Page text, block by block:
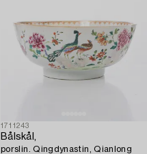
1711243
Bålskål,
porslin. Qingdynastin, Qianlong